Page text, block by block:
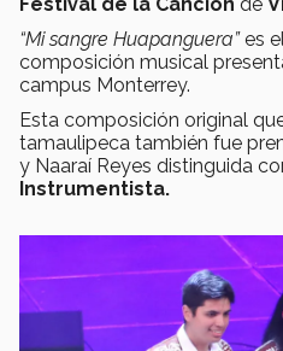
“Mi sangre Huapanguera”es
composición musical
campus Monterrey.
Esta composición original
tamaulipeca también fue
y Naaraí Reyes distinguida
Instrumentista.